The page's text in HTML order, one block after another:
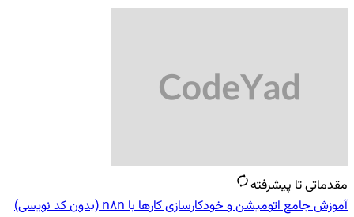
مقدماتی تا پیشرفته
آموزش جامع اتومیشن و خودکارسازی کارها با n8n (بدون کد نویسی)